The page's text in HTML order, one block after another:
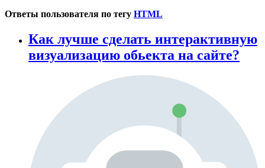
Ответы пользователя по тегу HTML
Как лучше сделать интерактивную
визуализацию обьекта на сайте?